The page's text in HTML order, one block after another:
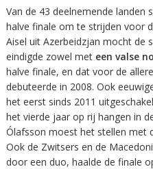
Van de 43 deelnemende landen
halve finale om te strijden voor
Aisel uit Azerbeidzjan mocht de
eindigde zowel met een valse
halve finale, en dat voor de
debuteerde in 2008. Ook
het eerst sinds 2011
het vierde jaar op rij hangen in
Ólafsson moest het stellen met
Ook de Zwitsers en de
door een duo, haalde de finale